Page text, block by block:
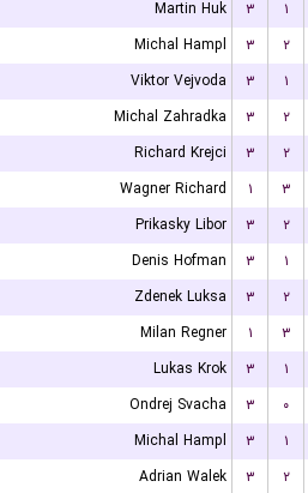
Martin Huk ۳ ۱
Michal Hampl
۳ ۲
Viktor Vejvoda
۳ ۱
Michal Zahradka
۳ ۲
Richard Krejci
۳ ۲
Wagner Richard
۱ ۳
Prikasky Libor
۳ ۲
Denis Hofman
۳ ۱
Zdenek Luksa
۳ ۲
Milan Regner
۱ ۳
Lukas Krok
۳ ۱
Ondrej Svacha
۳ ۰
Michal Hampl
۳ ۱
Adrian Walek
۳ ۲